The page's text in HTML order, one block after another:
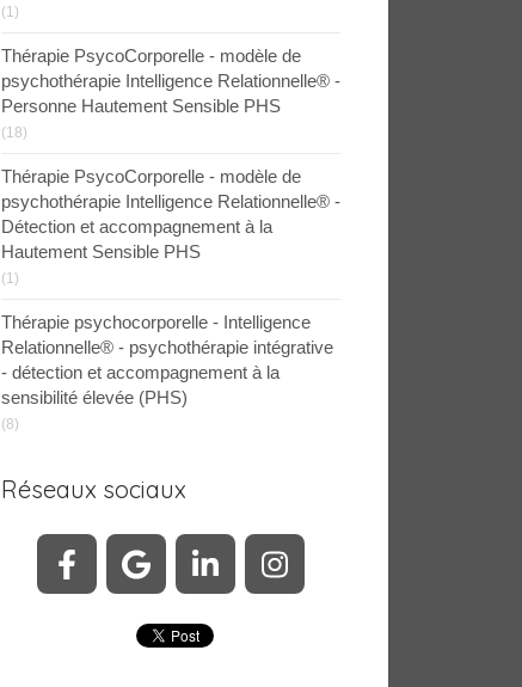
(1)
Thérapie PsycoCorporelle - modèle de
psychothérapie Intelligence Relationnelle® -
Personne Hautement Sensible PHS
(18)
Thérapie PsycoCorporelle - modèle de
psychothérapie Intelligence Relationnelle® -
Détection et accompagnement à la
Hautement Sensible PHS
(1)
Thérapie psychocorporelle - Intelligence
Relationnelle® - psychothérapie intégrative
- détection et accompagnement à la
sensibilité élevée (PHS)
(8)
Réseaux sociaux